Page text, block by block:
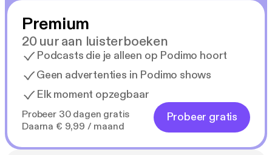
Premium
20 uur aan luisterboeken
Podcasts die je alleen op Podimo hoort
Geen advertenties in Podimo shows
Elk moment opzegbaar
Probeer 30 dagen gratis
Daarna € 9,99 / maand
Probeer gratis